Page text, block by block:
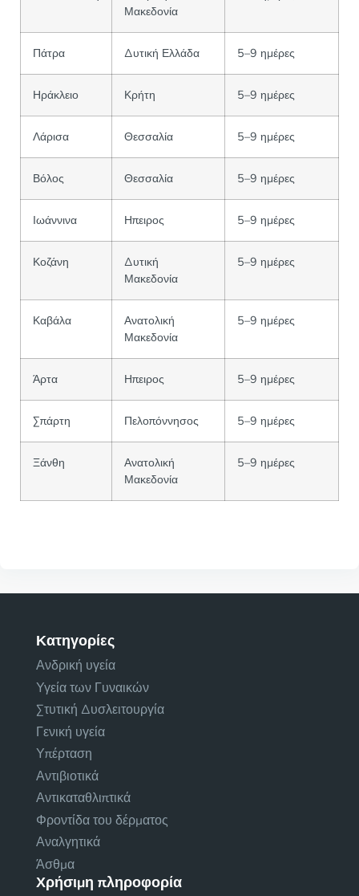
Μακεδονία
Πάτρα Δυτική Ελλάδα 5–9 ημέρες
Ηράκλειο Κρήτη 5–9 ημέρες
Λάρισα Θεσσαλία 5–9 ημέρες
Βόλος Θεσσαλία 5–9 ημέρες
Ιωάννινα Ηπειρος 5–9 ημέρες
Κοζάνη
Δυτική
Μακεδονία
5–9 ημέρες
Καβάλα
Ανατολική
Μακεδονία
5–9 ημέρες
Άρτα Ηπειρος 5–9 ημέρες
Σπάρτη Πελοπόννησος 5–9 ημέρες
Ξάνθη
Ανατολική
Μακεδονία
5–9 ημέρες
Κατηγορίες
Ανδρική υγεία
Υγεία των Γυναικών
Στυτική Δυσλειτουργία
Γενική υγεία
Υπέρταση
Αντιβιοτικά
Αντικαταθλιπτικά
Φροντίδα του δέρματος
Αναλγητικά
Άσθμα
Χρήσιμη πληροφορία